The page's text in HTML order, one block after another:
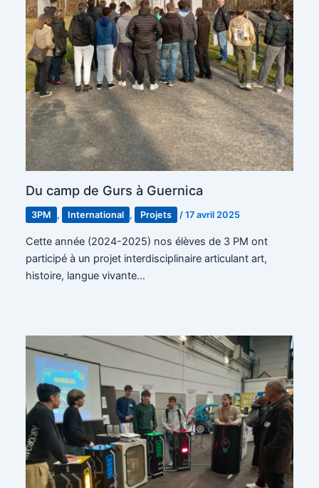
Du camp de Gurs à Guernica
3PM , International , Projets /17 avril 2025
Cette année (2024-2025) nos élèves de 3 PM ont
participé à un projet interdisciplinaire articulant art,
histoire, langue vivante…